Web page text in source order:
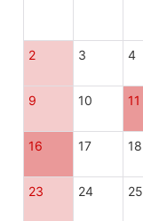
2 3 4
9 10 11
16 17 18
23 24 25